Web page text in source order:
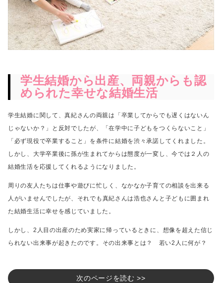
学生結婚から出産、両親からも認
められた幸せな結婚生活
学生結婚に関して、真紀さんの両親は「卒業してからでも遅くはないん
じゃないか？」と 反対でしたが、「在学中に子どもをつくらないこと」
「必ず現役で卒業すること」を条件に結婚を渋々承諾してくれました。
しかし、大学卒業後に孫が生まれてからは態度が一変し、今では２人の
結婚生活を応援してくれるようになりました。
周りの友人たちは仕事や遊びに忙しく、なかなか子育ての相談を出来る
人がいませんでしたが、 それでも真紀さんは浩也さんと子どもに囲まれ
た結婚生活に幸せを感じていました。
しかし、2人目の出産のため実家に帰っているときに、想像を超えた信じ
られない出来事が起きたのです。
その出来事とは？ 若い2人に何が？
次のページを読む >>